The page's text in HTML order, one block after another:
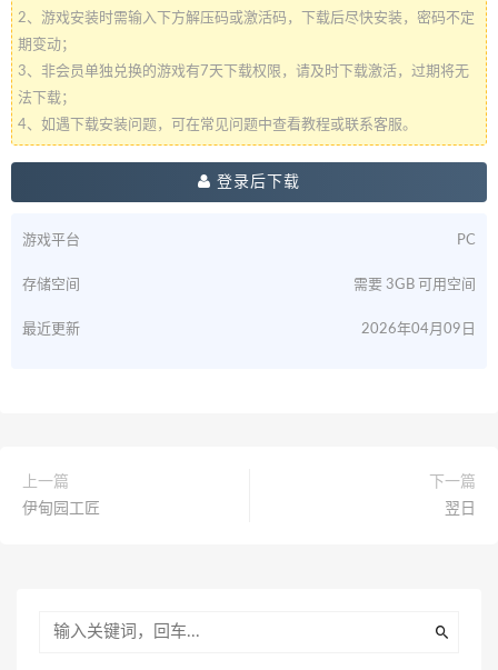
2、游戏安装时需输入下方解压码或激活码，下载后尽快安装，密码不定
期变动；
3、非会员单独兑换的游戏有7天下载权限，请及时下载激活，过期将无
法下载；
4、如遇下载安装问题，可在常见问题中查看教程或联系客服。
登录后下载
游戏平台 PC
存储空间 需要 3GB 可用空间
最近更新 2026年04月09日
上一篇
伊甸园工匠
下一篇
翌日